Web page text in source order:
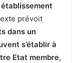
prévoit
dans un
s’établir à
Etat membre,